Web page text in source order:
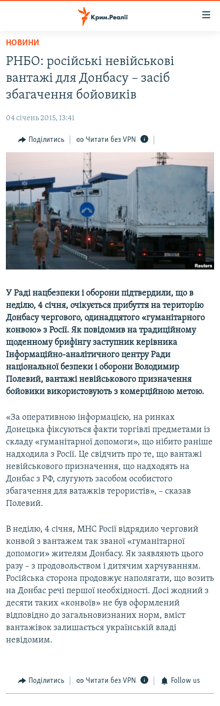
Перейти
основного
матеріалу
Перейти
до
основної
Перейти
до
ВОДА.КРИМ
ВІДЕО ТА ФОТО
БЛОГИ
ПОГЛЯД
ВСЕ ЗА ДЕНЬ
СПЕЦПРОЕКТИ
ДЕПОРТАЦІЯ
ВІДЕОУРОКИ «ELIFBE»
СВІДЧЕННЯ ОКУПАЦІЇ
УКРАЇНСЬКА ПРОБЛЕМА КРИМУ
ЯК ОБІЙТИ БЛОКУВАННЯ
Русский
Qırımtatar
Усі сайти RFE/RL
НОВИНИ
РНБО: російські невійськові
вантажі для Донбасу – засіб
збагачення бойовиків
04 січень 2015, 13:41
Поділитись Читати без VPN
У Раді нацбезпеки і оборони підтвердили, що в
неділю, 4 січня, очікується прибуття на територію
Донбасу чергового, одинадцятого «гуманітарного
конвою» з Росії. Як повідомив на традиційному
щоденному брифінгу заступник керівника
Інформаційно-аналітичного центру Ради
національної безпеки і оборони Володимир
Полевий, вантажі невійськового призначення
бойовики використовують з комерційною метою.
«За оперативною інформацією, на ринках
Донецька фіксуються факти торгівлі предметами із
складу «гуманітарної допомоги», що нібито раніше
надходила з Росії. Це свідчить про те, що вантажі
невійськового призначення, що надходять на
Донбас з РФ, слугують засобом особистого
збагачення для ватажків терористів», – сказав
Полевий.
В неділю, 4 січня, МНС Росії відрядило черговий
конвой з вантажем так званої «гуманітарної
допомоги» жителям Донбасу. Як заявляють цього
разу – з продовольством і дитячим харчуванням.
Російська сторона продовжує наполягати, що возить
на Донбас речі першої необхідності. Досі жодний з
десяти таких «конвоїв» не був оформлений
відповідно до загальновизнаних норм, вміст
вантажівок залишається українській владі
невідомим.
Поділитись Читати без VPN Follow us